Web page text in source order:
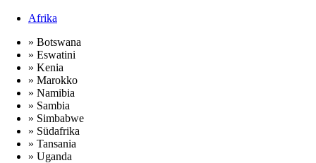
Afrika
» Botswana
» Eswatini
» Kenia
» Marokko
» Namibia
» Sambia
» Simbabwe
» Südafrika
» Tansania
» Uganda